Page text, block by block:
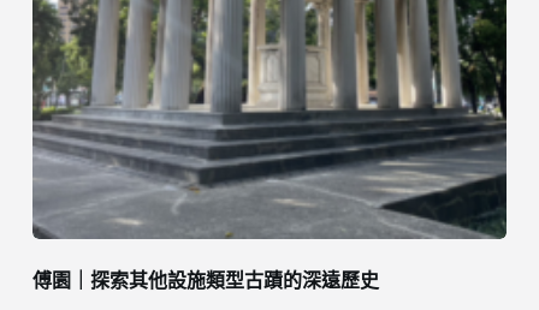
傅園｜探索其他設施類型古蹟的深遠歷史